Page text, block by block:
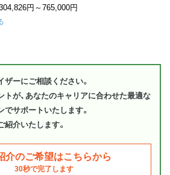
円～765,000円
ーにご相談ください。
が、あなたのキャリアに合わせた最適な
サポートいたします。
介いたします。
介のご希望はこちらから
30秒で完了します